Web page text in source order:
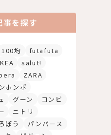
事を探す
100均
futafuta
salut!
ZARA
ホンポ
グーン
コンビ
ニトリ
ぼう
パンパース